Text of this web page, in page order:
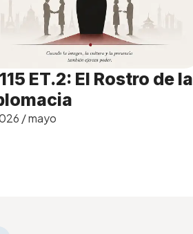
ET.2: El Rostro de la
/ mayo